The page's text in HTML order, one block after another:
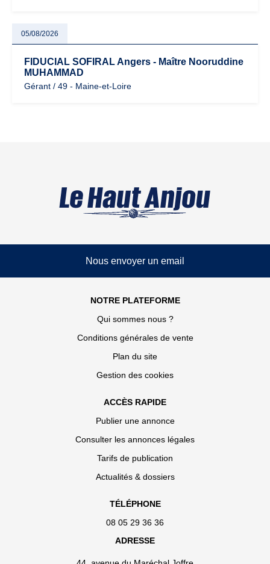
05/08/2026
FIDUCIAL SOFIRAL Angers - Maître Nooruddine
MUHAMMAD
Gérant / 49 - Maine-et-Loire
Nous envoyer un email
NOTRE PLATEFORME
Qui sommes nous ?
Conditions générales de vente
Plan du site
Gestion des cookies
ACCÈS RAPIDE
Publier une annonce
Consulter les annonces légales
Tarifs de publication
Actualités & dossiers
TÉLÉPHONE
08 05 29 36 36
ADRESSE